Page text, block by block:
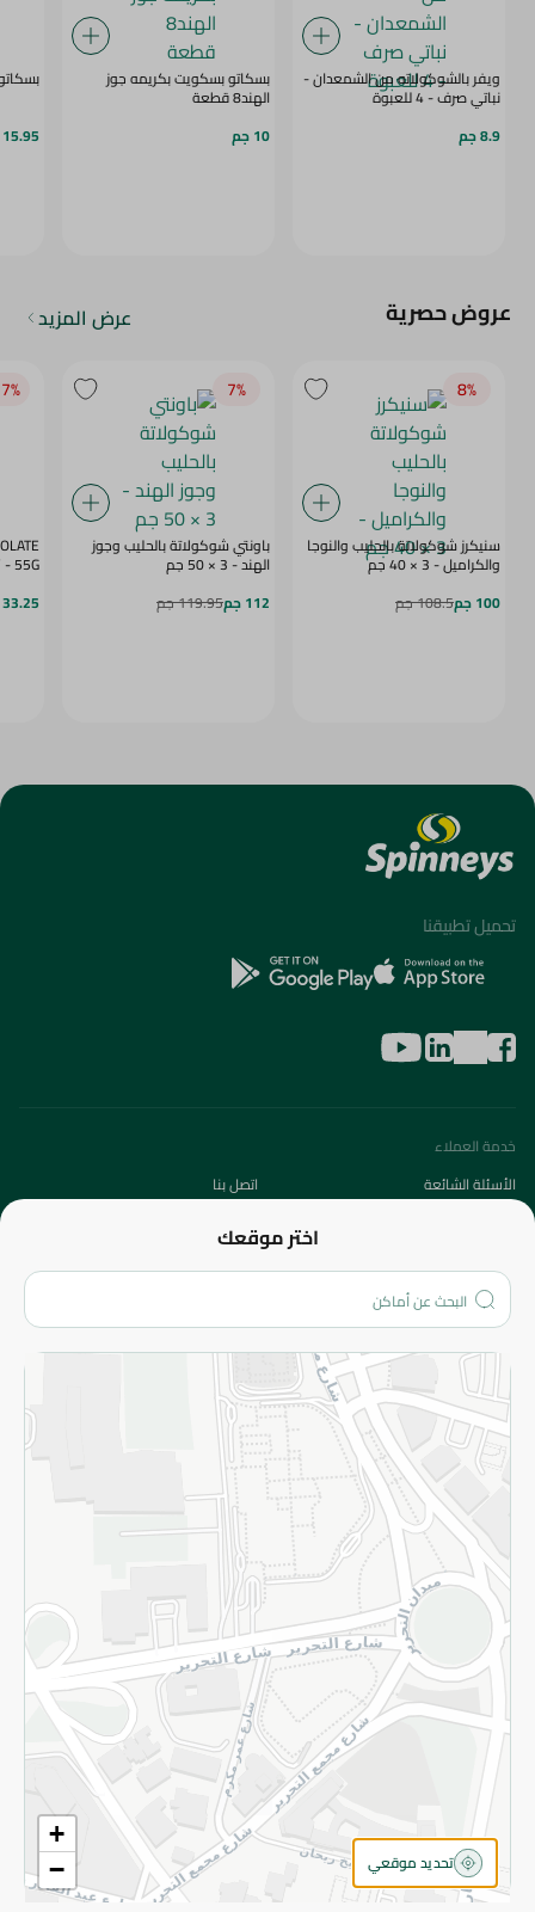
ويفر بالشوكولاته من الشمعدان -
نباتي صرف - 4 للعبوة
8.9 جم
بسكاتو بسكويت بكريمه جوز
الهند8 قطعة
10 جم
بسكاتو
15.95 جم
عروض حصرية عرض المزيد
8‎%‎
سنيكرز شوكولاتة بالحليب والنوجا
والكراميل - 3 × 40 جم
100 جم
108.5 جم
7‎%‎
باونتي شوكولاتة بالحليب وجوز
الهند - 3 × 50 جم
112 جم
119.95 جم
BERRY - 55G
33.25 جم
اختر موقعك
+
−
تحديد موقعي
تحميل تطبيقنا
خدمة العملاء
الأسئلة الشائعة
اتصل بنا
من نحن؟
الفروع
المزيد
الاسترجاع
سياسة الاستخدام
سياسة الخصوصية
قم بالتسجيل للنشرة
©2026 - Spinneys | جميع الحقوق محفوظة